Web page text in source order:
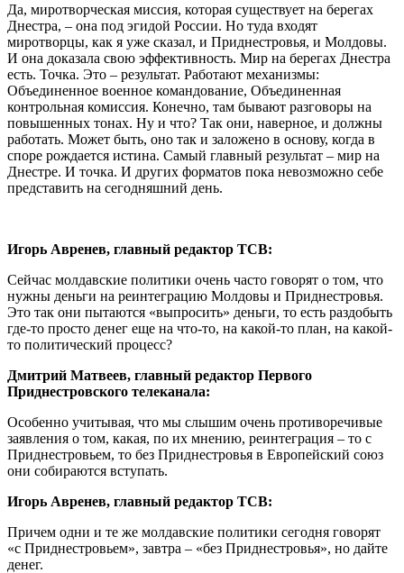
Да, миротворческая миссия, которая существует на берегах
Днестра, – она под эгидой России. Но туда входят
миротворцы, как я уже сказал, и Приднестровья, и Молдовы.
И она доказала свою эффективность. Мир на берегах Днестра
есть. Точка. Это – результат. Работают механизмы:
Объединенное военное командование, Объединенная
контрольная комиссия. Конечно, там бывают разговоры на
повышенных тонах. Ну и что? Так они, наверное, и должны
работать. Может быть, оно так и заложено в основу, когда в
споре рождается истина. Самый главный результат – мир на
Днестре. И точка. И других форматов пока невозможно себе
представить на сегодняшний день.
Игорь Авренев, главный редактор ТСВ:
Сейчас молдавские политики очень часто говорят о том, что
нужны деньги на реинтеграцию Молдовы и Приднестровья.
Это так они пытаются «выпросить» деньги, то есть раздобыть
где-то просто денег еще на что-то, на какой-то план, на какой-
то политический процесс?
Дмитрий Матвеев, главный редактор Первого
Приднестровского телеканала:
Особенно учитывая, что мы слышим очень противоречивые
заявления о том, какая, по их мнению, реинтеграция – то с
Приднестровьем, то без Приднестровья в Европейский союз
они собираются вступать.
Игорь Авренев, главный редактор ТСВ:
Причем одни и те же молдавские политики сегодня говорят
«с Приднестровьем», завтра – «без Приднестровья», но дайте
денег.